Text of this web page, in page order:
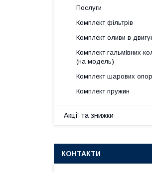
Послуги
Комплект фільтрів
Комплект оливи в
Комплект гальмівних
(на модель)
Комплект шарових опор
Комплект пружин
Акції та знижки
КОНТАКТИ